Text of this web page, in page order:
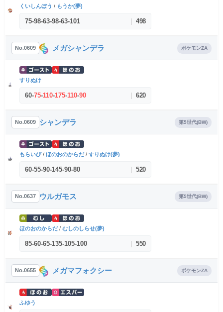
くいしんぼう / もうか(夢)
75-98-63-98-63-101 498
No.0609 メガシャンデラ ポケモンZA
すりぬけ
60-75-110-175-110-90 620
No.0609 シャンデラ 第5世代(BW)
もらいび/ ほのおのからだ / すりぬけ(夢)
60-55-90-145-90-80 520
No.0637 ウルガモス 第5世代(BW)
ほのおのからだ / むしのしらせ(夢)
85-60-65-135-105-100 550
No.0655 メガマフォクシー ポケモンZA
ふゆう